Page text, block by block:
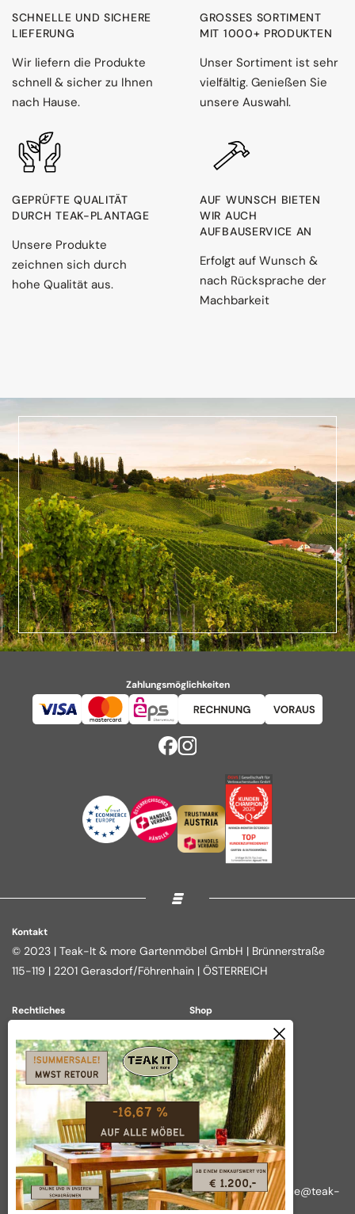
SCHNELLE UND SICHERE
LIEFERUNG
Wir liefern die Produkte
schnell & sicher zu Ihnen
nach Hause.
GROSSES SORTIMENT M
IT 1000+ PRODUKTEN
Unser Sortiment ist sehr
vielfältig. Genießen Sie
unsere Auswahl.
GEPRÜFTE QUALITÄT
DURCH TEAK-PLANTAGE
Unsere Produkte
zeichnen sich durch
hohe Qualität aus.
AUF WUNSCH BIETEN
WIR AUCH
AUFBAUSERVICE AN
Erfolgt auf Wunsch &
nach Rücksprache der
Machbarkeit
Zahlungsmöglichkeiten
Kontakt
© 2023 | Teak-It & more Gartenmöbel GmbH | Brünnerstraße
115-119 | 2201 Gerasdorf/Föhrenhain | ÖSTERREICH
Rechtliches
Datenschutz
AGB
Widerrufsbelehrung
Vertrag widerrufen
Shop
Essgruppen
Outdoor Kitchen
Tische
Über das Unternehmen
Wir nehmen Ihre Anliegen ernst!
Rückfragen, Reklamationen und sonstige Anliegen:office@teak-
it.at